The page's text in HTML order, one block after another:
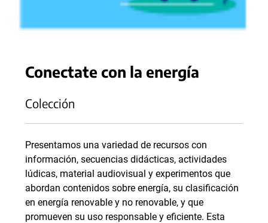
Conectate con la energía
Colección
Presentamos una variedad de recursos con
información, secuencias didácticas, actividades
lúdicas, material audiovisual y experimentos que
abordan contenidos sobre energía, su clasificación
en energía renovable y no renovable, y que
promueven su uso responsable y eficiente. Esta